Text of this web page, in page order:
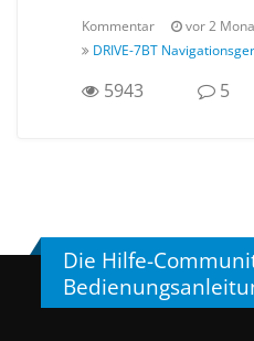
Kommentar vor 2
DRIVE-7BT
5943 5
Die Hilfe-